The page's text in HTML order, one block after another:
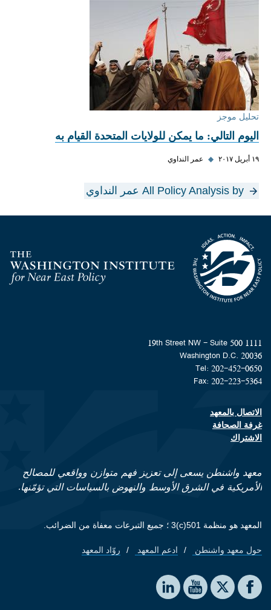
تحليل موجز
اليوم التالي: ما يمكن للولايات المتحدة القيام به
١٩ أبريل ٢٠١٧ ◆ عمر النداوي
All Policy Analysis by عمر النداوي
Homepage
1111 19th Street NW - Suite 500
Washington D.C. 20036
Tel: 202-452-0650
Fax: 202-223-5364
Footer contact links
الاتصال بالمعهد
غرفة الصحافة
الاشتراك
معهد واشنطن يسعى إلى تعزيز فهم متوازن وواقعي للمصالح
الأمريكية في الشرق الأوسط والنهوض بالسياسات التي تؤمّنها.
المعهد هو منظمة 501(c)3 ؛ جميع التبرعات معفاة من الضرائب.
Footer quick links
حول معهد واشنطن ادعم المعهد روّاد المعهد
Social media
The Washington Institute on Facebook
The Washington Institute on X
The Washington Institute on YouTube
The Washington Institute on LinkedIn